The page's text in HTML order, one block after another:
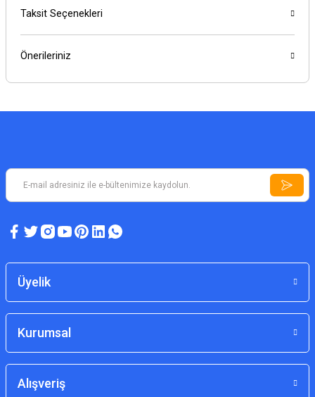
Taksit Seçenekleri
Önerileriniz
Üyelik
Kurumsal
Alışveriş